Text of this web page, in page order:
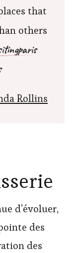
that
others
Rollins
d’évoluer,
des
des